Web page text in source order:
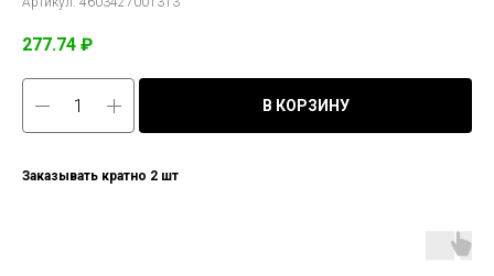
277.74 ₽
В КОРЗИНУ
Заказывать кратно 2 шт